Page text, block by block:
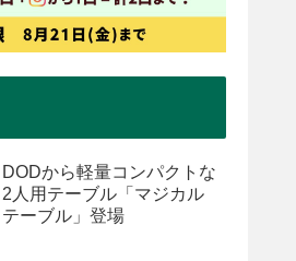
DODから軽量コンパクトな
2人用テーブル「マジカル
テーブル」登場